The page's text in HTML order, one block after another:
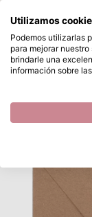
Saltar al
/ Sobres /
¿Qué estás
Utilizamos
Podemos utilizarlas
para mejorar
brindarle una
información sobre